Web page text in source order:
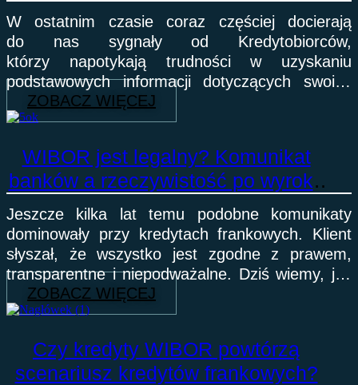
To nie jest przypadek – to schemat
działania, który budzi poważne
wątpliwości
W ostatnim czasie coraz częściej docierają
do nas sygnały od Kredytobiorców,
którzy napotykają trudności w uzyskaniu
podstawowych informacji dotyczących swoich
zobowiązań. Sprawa, która z pozoru wydaje się
prosta, jak uzyskanie dokumentacji kredytowej
ZOBACZ WIĘCEJ
WIBOR jest legalny? Komunikat
banków a rzeczywistość po wyroku
TSUE z 12 lutego 2026 roku
Jeszcze kilka lat temu podobne komunikaty
dominowały przy kredytach frankowych. Klient
słyszał, że wszystko jest zgodne z prawem,
transparentne i niepodważalne. Dziś wiemy, jak
bardzo ta narracja rozminęła się
ZOBACZ WIĘCEJ
Czy kredyty WIBOR powtórzą
scenariusz kredytów frankowych?